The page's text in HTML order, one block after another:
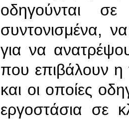
οδηγούνται σε
συντονισμένα,
για να
που επιβάλουν η
και οι οποίες
εργοστάσια σε